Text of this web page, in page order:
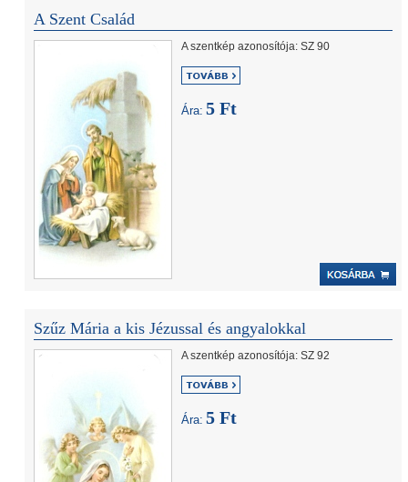
A Szent Család
A szentkép azonosítója: SZ 90
Ára: 5 Ft
Szűz Mária a kis Jézussal és angyalokkal
A szentkép azonosítója: SZ 92
Ára: 5 Ft